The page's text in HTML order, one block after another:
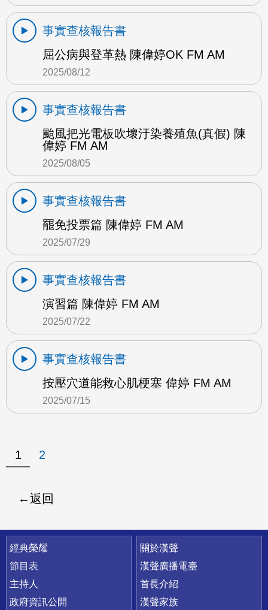
事實查核報告書
屈公病與登革熱 陳偉婷OK FM AM
2025/08/12
事實查核報告書
颱風把光電板吹壞汙染養殖魚(真假) 陳
偉婷 FM AM
2025/08/05
事實查核報告書
罷免投票篇 陳偉婷 FM AM
2025/07/29
事實查核報告書
演習篇 陳偉婷 FM AM
2025/07/22
事實查核報告書
按壓穴道能救心肌梗塞 偉婷 FM AM
2025/07/15
1 2
返回
快速連結
經典榮耀
節目表
主持人
政府資訊公開
關於漢聲
漢聲廣播電臺
首長介紹
漢聲家族